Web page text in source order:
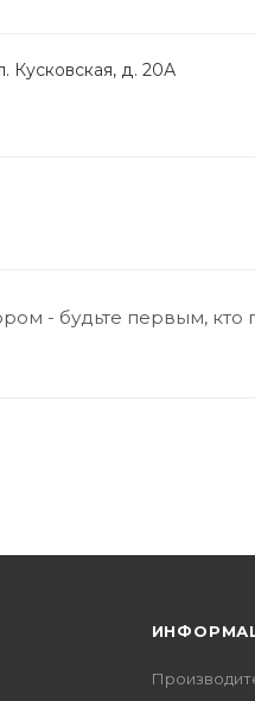
Кусковская, д. 20А
- будьте первым,